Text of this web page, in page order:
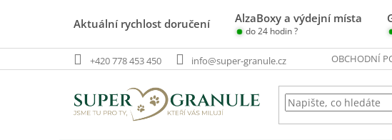
Aktuální rychlost doručení AlzaBoxy a výdejní místa
do 24 hodin ?
+420 778 453 450 info@super-granule.cz OBCHODNÍ